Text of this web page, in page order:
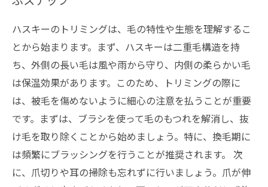
ハスキーのトリミングは、毛の特性や生態を理解するこ
とから始まります。まず、ハスキーは二重毛構造を持
ち、外側の長い毛は風や雨から守り、内側の柔らかい毛
は保温効果があります。このため、トリミングの際に
は、被毛を傷めないように細心の注意を払うことが重要
です。まずは、ブラシを使って毛のもつれを解消し、抜
け毛を取り除くことから始めましょう。特に、換毛期に
は頻繁にブラッシングを行うことが推奨されます。 次
に、爪切りや耳の掃除も忘れずに行いましょう。爪が伸